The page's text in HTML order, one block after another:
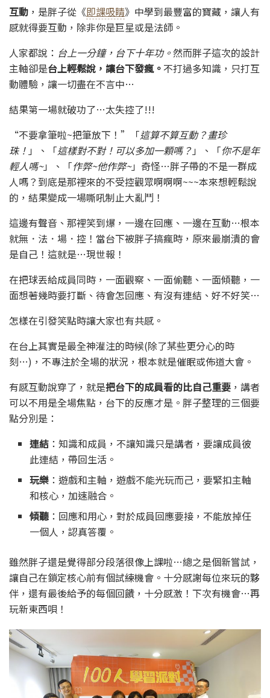
互動 ，是胖子從《即課吸睛》中學到最豐富的寶藏，讓人有
感就得要互動，除非你是巨星或是法師。
人家都說： 台上一分鐘，台下十年功。然而胖子這次的設計
主軸卻是台上輕鬆說，讓台下發瘋。 不打過多知識，只打互
動體驗，讓一切盡在不言中…
結果第一場就破功了…太失控了!!!
“不要拿筆啦~把筆放下！”「這算不算互動？畫珍
珠！ 」、「這樣對不對！可以多加一顆嗎？ 」、「你不是年
輕人嗎~」、「作弊~他作弊~」奇怪…胖子帶的不是一群成
人嗎？到底是那裡來的不受控觀眾啊啊啊~~~本來想輕鬆說
的，結果變成一場嘶吼制止大亂鬥！
這邊有聲音、那裡笑到爆，一邊在回應、一邊在互動…根本
就無．法．場．控！當台下被胖子搞瘋時，原來最崩潰的會
是自己！這就是…現世報！
在把球丟給成員同時，一面觀察、一面偷聽、一面傾聽，一
面想著幾時要打斷、待會怎回應、有沒有連結、好不好笑…
怎樣在引發笑點時讓大家也有共感。
在台上其實是最全神灌注的時候(除了某些更分心的時
刻…)，不專注於全場的狀況，根本就是催眠或佈道大會。
有感互動說穿了，就是把台下的成員看的比自己重要 ，講者
可以不用是全場焦點，台下的反應才是。胖子整理的三個要
點分別是：
連結 ：知識和成員，不讓知識只是講者，要讓成員彼
此連結，帶回生活。
玩樂 ：遊戲和主軸，遊戲不能光玩而己，要緊扣主軸
和核心，加速融合。
傾聽 ：回應和用心，對於成員回應要接，不能放掉任
一個人，認真答覆。
雖然胖子還是覺得部分段落很像上課啦…總之是個新嘗試，
讓自己在鎖定核心前有個試練機會。十分感謝每位來玩的夥
伴，還有最後給予的每個回饋，十分感激！下次有機會…再
玩新東西唄！